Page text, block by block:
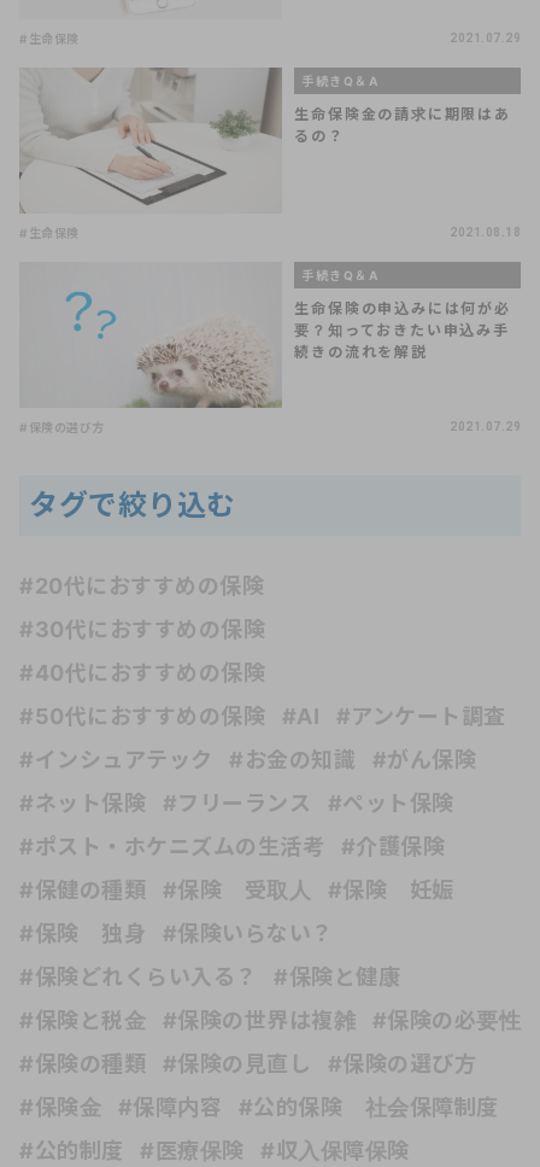
#生命保険 2021.07.29
手続きQ＆A
生命保険金の請求に期限はあ
るの？
#生命保険 2021.08.18
手続きQ＆A
生命保険の申込みには何が必
要？知っておきたい申込み手
続きの流れを解説
#保険の選び方 2021.07.29
タグで絞り込む
#20代におすすめの保険
#30代におすすめの保険
#40代におすすめの保険
#50代におすすめの保険
#AI
#アンケート調査
#インシュアテック
#お金の知識
#がん保険
#ネット保険
#フリーランス
#ペット保険
#ポスト・ホケニズムの生活考
#介護保険
#保健の種類
#保険 受取人
#保険 妊娠
#保険 独身
#保険いらない？
#保険どれくらい入る？
#保険と健康
#保険と税金
#保険の世界は複雑
#保険の必要性
#保険の種類
#保険の見直し
#保険の選び方
#保険金
#保障内容
#公的保険 社会保障制度
#公的制度
#医療保険
#収入保障保険